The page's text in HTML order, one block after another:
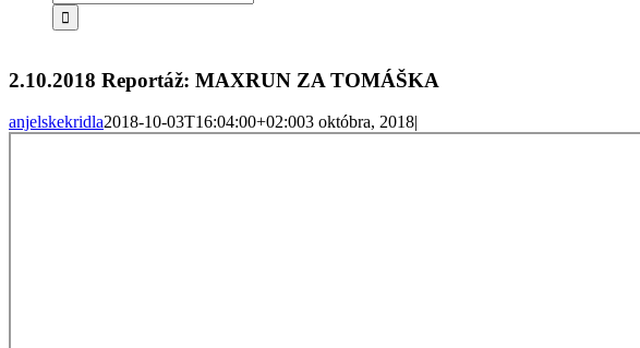
2.10.2018 Reportáž: MAXRUN ZA TOMÁŠKA
anjelskekridla2018-10-03T16:04:00+02:003 októbra, 2018|